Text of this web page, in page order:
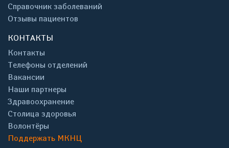
Справочник заболеваний
Отзывы пациентов
КОНТАКТЫ
Контакты
Телефоны отделений
Вакансии
Наши партнеры
Здравоохранение
Столица здоровья
Волонтёры
Поддержать МКНЦ